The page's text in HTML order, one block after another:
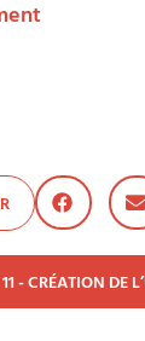
- CRÉATION DE